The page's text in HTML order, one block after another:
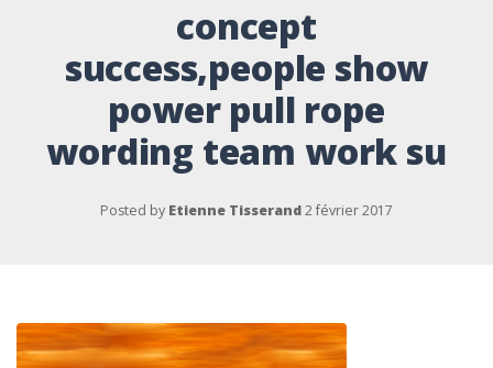
concept
success,people show
power pull rope
wording team work su
Posted by Etienne Tisserand2 février 2017